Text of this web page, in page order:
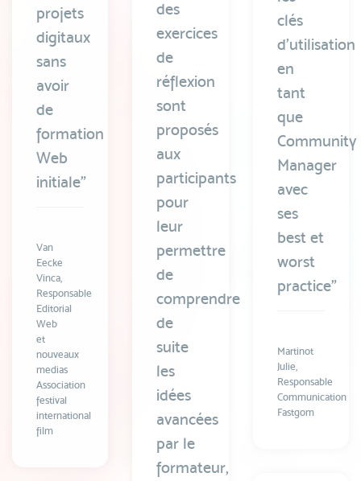
des
exercices
de
réflexion
sont
proposés
aux
participants
pour
leur
permettre
de
comprendre
de
suite
les
idées
avancées
par le
formateur,
projets
digitaux
sans
avoir
de
formation
Web
initiale”
Van
Eecke
Vinca,
Responsable
Editorial
Web
et
nouveaux
medias
Association
festival
international
film
clés
d’utilisation
en
tant
que
Community
Manager
avec
ses
best et
worst
practice”
Martinot
Julie,
Responsable
Communication
Fastgom